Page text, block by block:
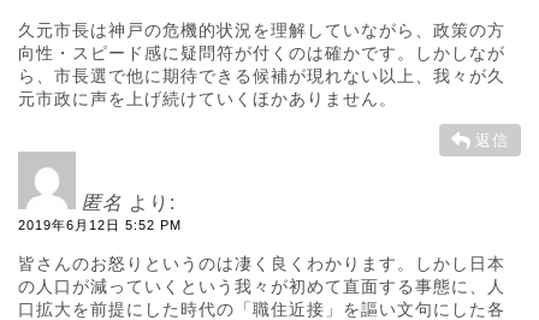
久元市長は神戸の危機的状況を理解していながら、政策の方
向性・スピード感に疑問符が付くのは確かです。しかしなが
ら、市長選で他に期待できる候補が現れない以上、我々が久
元市政に声を上げ続けていくほかありません。
返信
匿名 より:
2019年6月12日 5:52 PM
皆さんのお怒りというのは凄く良くわかります。しかし日本
の人口が減っていくという我々が初めて直面する事態に、人
口拡大を前提にした時代の「職住近接」を謳い文句にした各